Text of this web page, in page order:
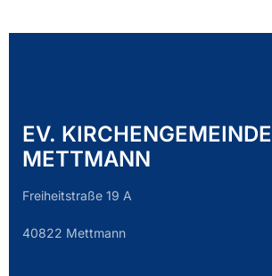
EV. KIRCHENGEMEINDE
METTMANN
Freiheitstraße 19 A
40822 Mettmann